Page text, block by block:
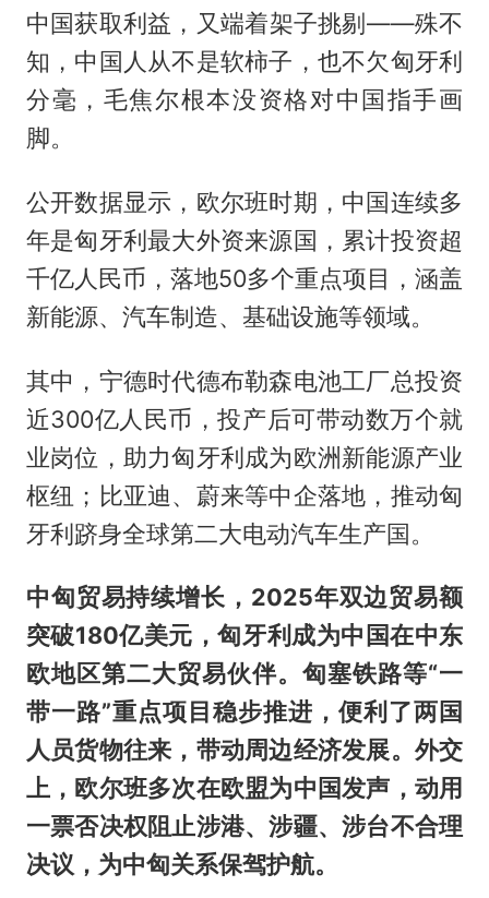
中国获取利益，又端着架子挑剔——殊不
知，中国人从不是软柿子，也不欠匈牙利
分毫，毛焦尔根本没资格对中国指手画
脚。
公开数据显示，欧尔班时期，中国连续多
年是匈牙利最大外资来源国，累计投资超
千亿人民币，落地50多个重点项目，涵盖
新能源、汽车制造、基础设施等领域。
其中，宁德时代德布勒森电池工厂总投资
近300亿人民币，投产后可带动数万个就
业岗位，助力匈牙利成为欧洲新能源产业
枢纽；比亚迪、蔚来等中企落地，推动匈
牙利跻身全球第二大电动汽车生产国。
中匈贸易持续增长，2025年双边贸易额
突破180亿美元，匈牙利成为中国在中东
欧地区第二大贸易伙伴。匈塞铁路等“一
带一路”重点项目稳步推进，便利了两国
人员货物往来，带动周边经济发展。外交
上，欧尔班多次在欧盟为中国发声，动用
一票否决权阻止涉港、涉疆、涉台不合理
决议，为中匈关系保驾护航。